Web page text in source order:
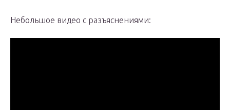
Небольшое видео с разъяснениями: